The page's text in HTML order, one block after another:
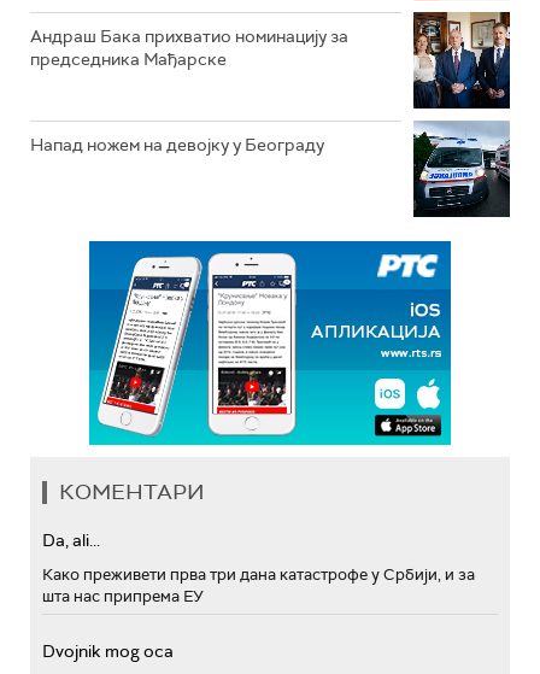
Андраш Бака прихватио номинацију за
председника Мађарске
Напад ножем на девојку у Београду
КОМЕНТАРИ
Da, ali...
Како преживети прва три дана катастрофе у Србији, и за
шта нас припрема ЕУ
Dvojnik mog oca